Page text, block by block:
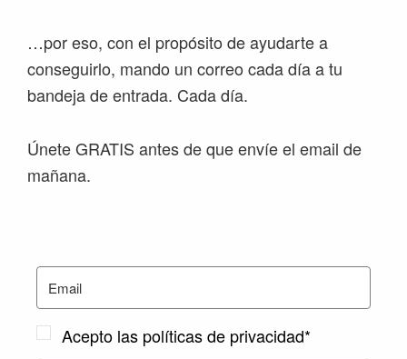
…por eso, con el propósito de ayudarte a
conseguirlo, mando un correo cada día a tu
bandeja de entrada. Cada día.
Únete GRATIS antes de que envíe el email de
mañana.
Acepto las políticas de privacidad*